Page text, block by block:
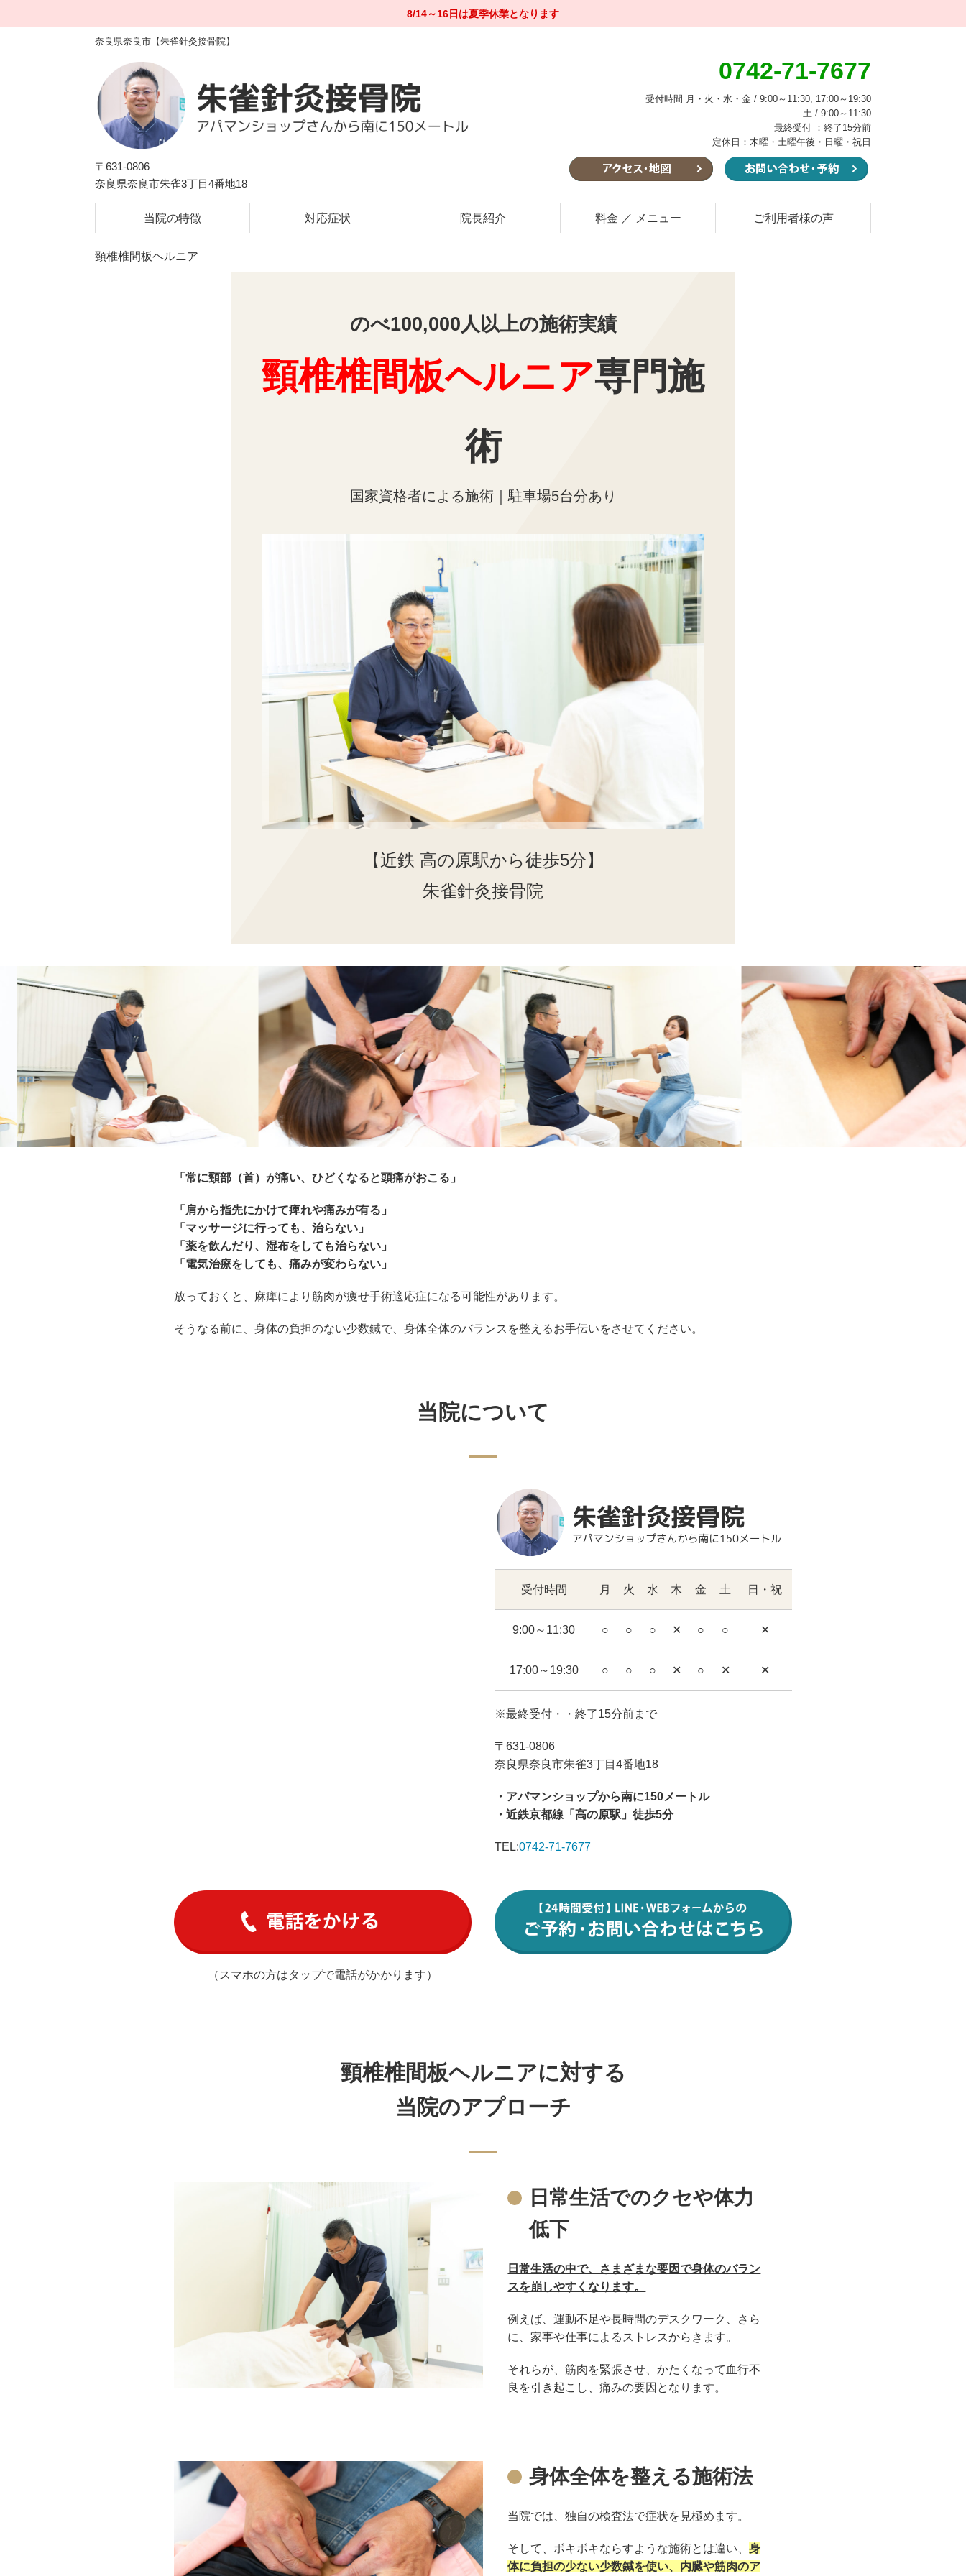
8/14～16日は夏季休業となります
奈良県奈良市【朱雀針灸接骨院】
〒631-0806
奈良県奈良市朱雀3丁目4番地18
0742-71-7677
受付時間 月・火・水・金 / 9:00～11:30, 17:00～19:30
土 / 9:00～11:30
最終受付 ：終了15分前
定休日：木曜・土曜午後・日曜・祝日
当院の特徴 対応症状 院長紹介 料金 ／ メニュー ご利用者様の声
頸椎椎間板ヘルニア
のべ100,000人以上の施術実績
頸椎椎間板ヘルニア専門施
】
「常に頸部（首）が痛い、ひどくなると頭痛がおこる」
「肩から指先にかけて痺れや痛みが有る」
「マッサージに行っても、治らない」
「薬を飲んだり、湿布をしても治らない」
「電気治療をしても、痛みが変わらない」
放っておくと、麻痺により筋肉が痩せ手術適応症になる可能性があります。
そうなる前に、身体の負担のない少数鍼で、身体全体のバランスを整えるお手伝いをさせてください。
当院について
受付時間 月 火 水 木 金 土 日・祝
9:00～11:30 ○ ○ ○ ✕ ○ ○ ✕
17:00～19:30 ○ ○ ○ ✕ ○ ✕ ✕
※最終受付・・終了15分前まで
〒631-0806
奈良県奈良市朱雀3丁目4番地18
・アパマンショップから南に150メートル
・近鉄京都線「高の原駅」徒歩5分
TEL:0742-71-7677
（スマホの方はタップで電話がかかります）
頸椎椎間板ヘルニアに対する
当院のアプローチ
日常生活でのクセや体力
低下
日常生活の中で、さまざまな要因で身体のバラン
スを崩しやすくなります。
例えば、運動不足や長時間のデスクワーク、さら
に、家事や仕事によるストレスからきます。
それらが、筋肉を緊張させ、かたくなって血行不
良を引き起こし、痛みの要因となります。
身体全体を整える施術法
当院では、独自の検査法で症状を見極めます。
そして、ボキボキならすような施術とは違い、身
体に負担の少ない少数鍼を使い、内臓や筋肉のア